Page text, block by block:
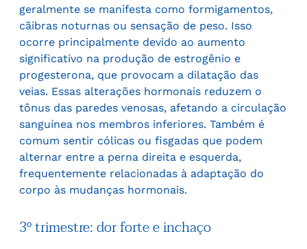
geralmente se manifesta como formigamentos,
cãibras noturnas ou sensação de peso. Isso
ocorre principalmente devido ao aumento
significativo na produção de estrogênio e
progesterona, que provocam a dilatação das
veias. Essas alterações hormonais reduzem o
tônus das paredes venosas, afetando a circulação
sanguínea nos membros inferiores. Também é
comum sentir cólicas ou fisgadas que podem
alternar entre a perna direita e esquerda,
frequentemente relacionadas à adaptação do
corpo às mudanças hormonais.
3º trimestre: dor forte e inchaço